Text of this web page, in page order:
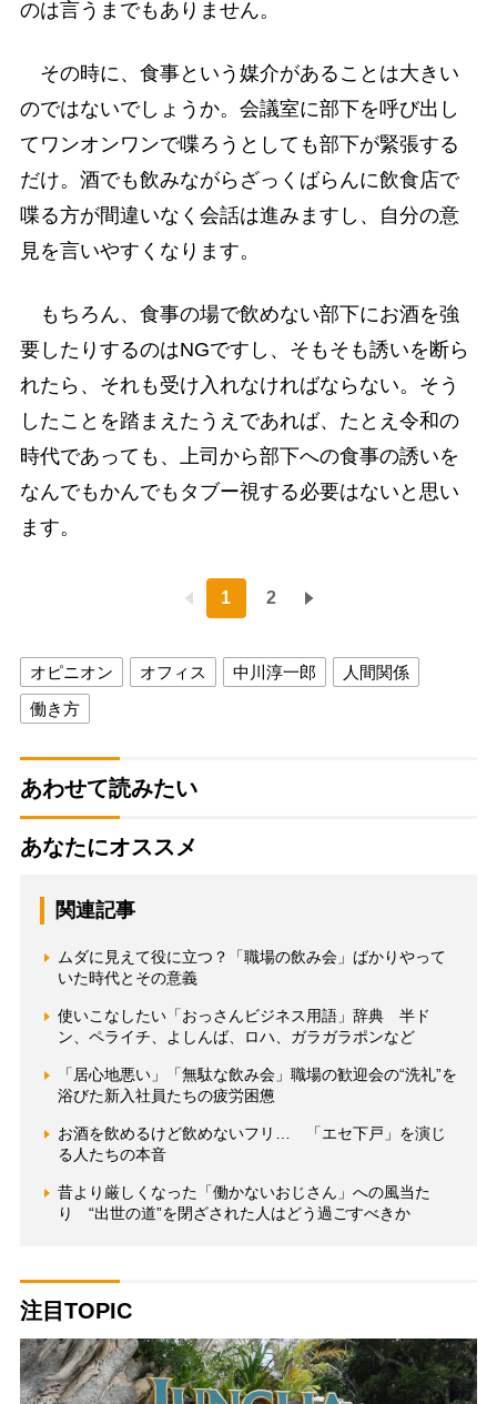
のは言うまでもありません。
その時に、食事という媒介があることは大きい
のではないでしょうか。会議室に部下を呼び出し
てワンオンワンで喋ろうとしても部下が緊張する
だけ。酒でも飲みながらざっくばらんに飲食店で
喋る方が間違いなく会話は進みますし、自分の意
見を言いやすくなります。
もちろん、食事の場で飲めない部下にお酒を強
要したりするのはNGですし、そもそも誘いを断ら
れたら、それも受け入れなければならない。そう
したことを踏まえたうえであれば、たとえ令和の
時代であっても、上司から部下への食事の誘いを
なんでもかんでもタブー視する必要はないと思い
ます。
1 2
オピニオン オフィス 中川淳一郎
人間関係
働き方
あわせて読みたい
あなたにオススメ
関連記事
ムダに見えて役に立つ？「職場の飲み会」ばかりやって
いた時代とその意義
使いこなしたい「おっさんビジネス用語」辞典 半ド
ン、ペライチ、よしんば、ロハ、ガラガラポンなど
「居心地悪い」「無駄な飲み会」職場の歓迎会の“洗礼”を
浴びた新入社員たちの疲労困憊
お酒を飲めるけど飲めないフリ… 「エセ下戸」を演じ
る人たちの本音
昔より厳しくなった「働かないおじさん」への風当た
り “出世の道”を閉ざされた人はどう過ごすべきか
注目TOPIC